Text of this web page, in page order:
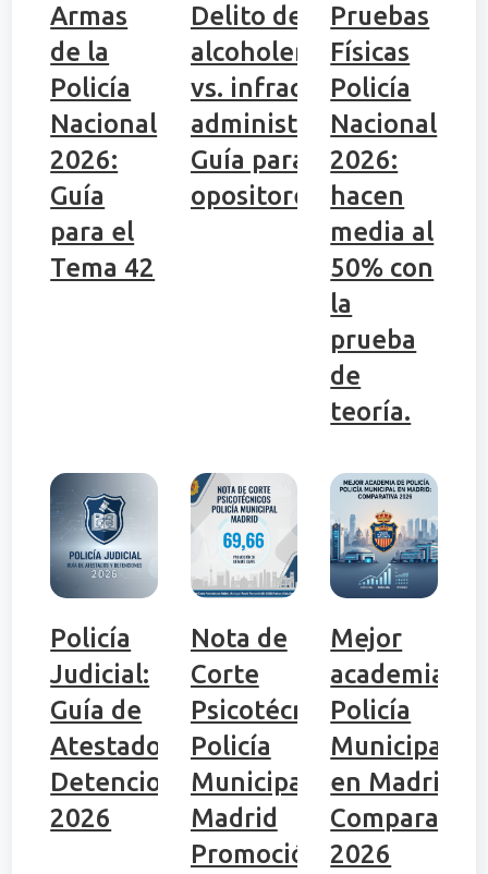
Armas
de la
Policía
Nacional
2026:
Guía
para el
Tema 42
Delito de
alcoholemia
vs. infracción
administrativa:
Guía para
opositores
Pruebas
Físicas
Policía
Nacional
2026:
hacen
media al
50% con
la
prueba
de
teoría.
Policía
Judicial:
Guía de
Atestados y
Detenciones
2026
Nota de
Corte
Psicotécnicos
Policía
Municipal
Madrid
Promoción
Mejor
academia de
Policía
Municipal
en Madrid:
Comparativa
2026